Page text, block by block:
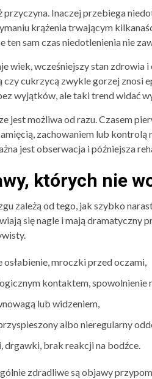
przyczyna. Inaczej przebiega
krążenia trwającym
sam czas niedotlenienia nie
wiek, wcześniejszy stan zdrowia
czy cukrzycą zwykle gorzej znosi
wyjątków, ale taki trend widać
jest możliwa od razu. Czasem
zachowaniem lub
jest obserwacja i późniejsza
których nie
zależą od tego, jak szybko
się nagle i mają dramatyczny
osłabienie, mroczki przed oczami,
kontaktem, spowolnienie
lub widzeniem,
albo nieregularny
, drgawki, brak reakcji na bodźce.
zdradliwe są objawy